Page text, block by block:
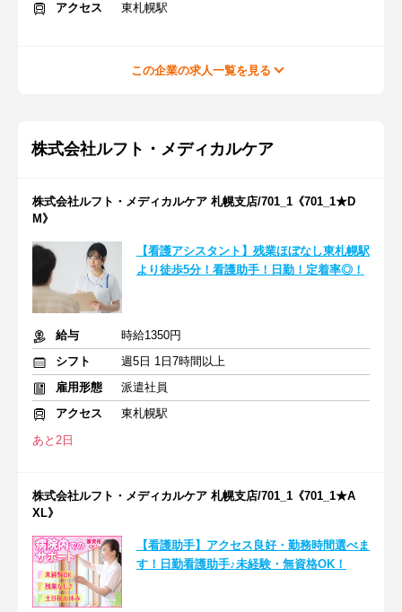
アクセス
東札幌駅
この企業の求人一覧を見る
株式会社ルフト・メディカルケア
株式会社ルフト・メディカルケア 札幌支店/701_1《701_1★D
M》
【看護アシスタント】残業ほぼなし東札幌駅
より徒歩5分！看護助手！日勤！定着率◎！
給与
時給1350円
シフト
週5日 1日7時間以上
雇用形態
派遣社員
アクセス
東札幌駅
あと2日
株式会社ルフト・メディカルケア 札幌支店/701_1《701_1★A
XL》
【看護助手】アクセス良好・勤務時間選べま
す！日勤看護助手♪未経験・無資格OK！